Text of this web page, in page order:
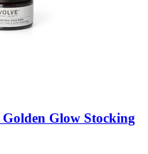
Golden Glow Stocking